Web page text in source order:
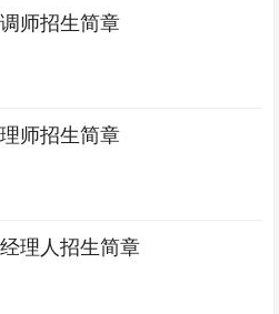
师招生简章
师招生简章
理人招生简章